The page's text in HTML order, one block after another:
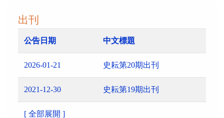
出刊
公告日期 中文標題
2026-01-21 史耘第20期出刊
2021-12-30 史耘第19期出刊
[ 全部展開 ]